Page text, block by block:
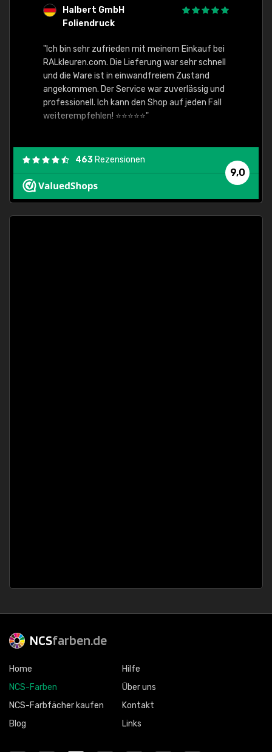
Halbert GmbH
Foliendruck
"Ich bin sehr zufrieden mit meinem Einkauf bei
RALkleuren.com. Die Lieferung war sehr schnell
und die Ware ist in einwandfreiem Zustand
angekommen. Der Service war zuverlässig und
professionell. Ich kann den Shop auf jeden Fall
weiterempfehlen! ⭐⭐⭐⭐⭐"
9,0
463 Rezensionen
NCSfarben.de
Home
NCS-Farben
NCS-Farbfächer kaufen
Blog
Hilfe
Über uns
Kontakt
Links